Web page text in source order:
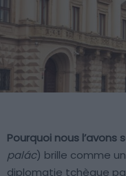
Pourquoi nous l’avons
palác) brille comme
diplomatie tchèque